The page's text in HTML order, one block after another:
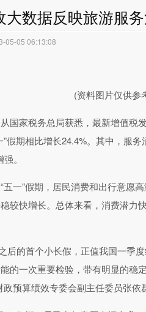
大数据反映旅游服
05-05 06:13:08
(资料图片仅供参
国家税务总局获悉，最新增值税
假期相比增长24.4%。其中，服
。
五一”假期，居民消费和出行意愿
较快增长。总体来看，消费潜力
之后的首个小长假，正值我国一季
的一次重要检验，带有明显的稳
预算绩效专委会副主任委员张依